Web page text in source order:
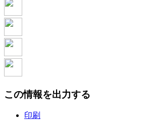
この情報を出力する
印刷